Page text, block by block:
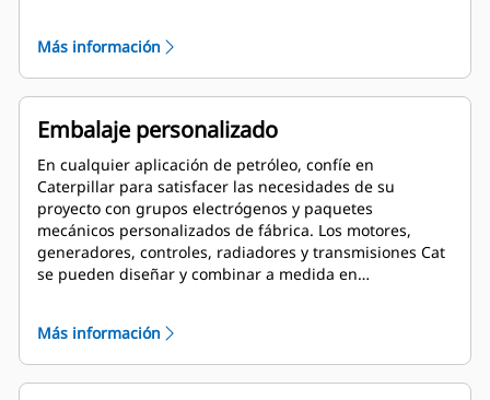
Más información
Embalaje personalizado
En cualquier aplicación de petróleo, confíe en
Caterpillar para satisfacer las necesidades de su
proyecto con grupos electrógenos y paquetes
mecánicos personalizados de fábrica. Los motores,
generadores, controles, radiadores y transmisiones Cat
se pueden diseñar y combinar a medida en
tienen respaldo global y están cubiertos por una
garantía de un año después de la puesta en marcha.
Más información